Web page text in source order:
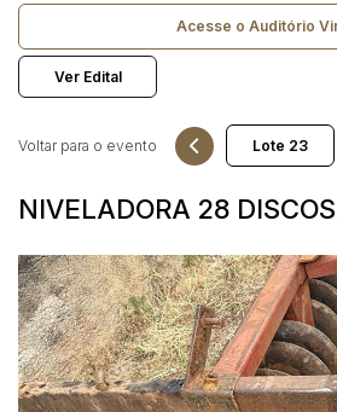
Acesse o Auditório
Ver Edital
NIVELADORA 28
Voltar para o evento